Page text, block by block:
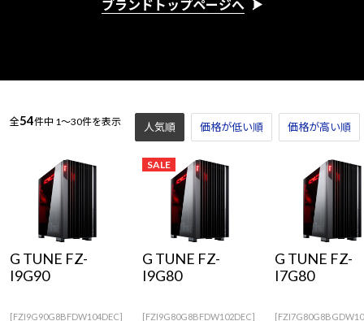
ブランドトップページへ
全54件中 1～30件を表示 人気順 価格が低い順 価格が高い順
G TUNE FZ-
I9G90
[FZI9G90G8BFDW104DEC]
SALE
G TUNE FZ-
I9G80
[FZI9G80G8BFDW102DEC]
G TUNE FZ-
I7G80